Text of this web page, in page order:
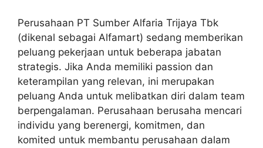
Perusahaan PT Sumber Alfaria Trijaya Tbk
(dikenal sebagai Alfamart) sedang memberikan
peluang pekerjaan untuk beberapa jabatan
strategis. Jika Anda memiliki passion dan
keterampilan yang relevan, ini merupakan
peluang Anda untuk melibatkan diri dalam team
berpengalaman. Perusahaan berusaha mencari
individu yang berenergi, komitmen, dan
komited untuk membantu perusahaan dalam